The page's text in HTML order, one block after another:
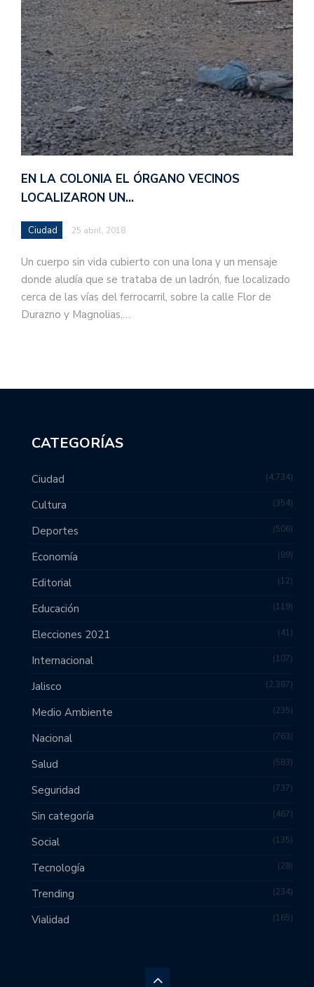
EN LA COLONIA EL ÓRGANO VECINOS
LOCALIZARON UN…
Ciudad 25 abril, 2018
Un cuerpo sin vida cubierto con una lona y un mensaje
donde aludía que se trataba de un ladrón, fue localizado
cerca de las vías del ferrocarril, sobre la calle Flor de
Durazno y Magnolias,…
CATEGORÍAS
Ciudad 4,734
Cultura 354
Deportes 506
Economía 89
Editorial 12
Educación 119
Elecciones 2021 41
Internacional 107
Jalisco 2,387
Medio Ambiente 235
Nacional 763
Salud 583
Seguridad 737
Sin categoría 467
Social 135
Tecnología 28
Trending 234
Vialidad 165